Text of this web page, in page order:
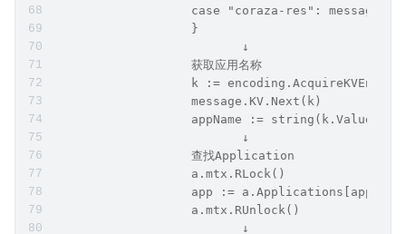
                   调用Handler.HandleSPOE
                          ↓
                [internal.Agent.HandleSPOE处理]
                          ↓
                   解析消息类型
                   switch message.NameBytes() {
case "coraza-req":
case "coraza-res":
                   }
                          ↓
                   获取应用名称
k :=
                   message.KV.Next(k)